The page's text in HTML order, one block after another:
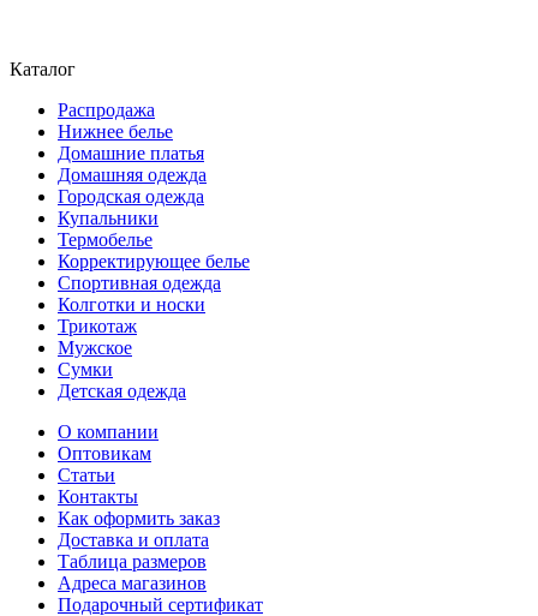
Каталог
Распродажа
Нижнее белье
Домашние платья
Домашняя одежда
Городская одежда
Купальники
Термобелье
Корректирующее белье
Спортивная одежда
Колготки и носки
Трикотаж
Мужское
Сумки
Детская одежда
О компании
Оптовикам
Статьи
Контакты
Как оформить заказ
Доставка и оплата
Таблица размеров
Адреса магазинов
Подарочный сертификат